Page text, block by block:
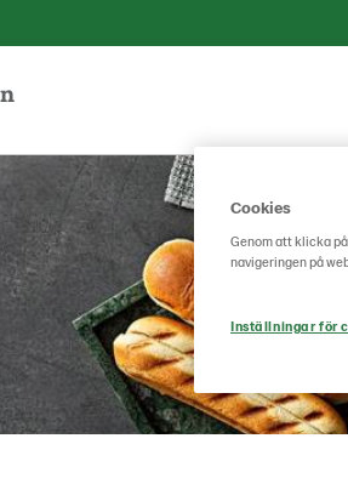
Cookies
Genom att klicka
navigeringen på
Inställningar för